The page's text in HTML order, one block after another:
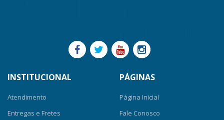
INSTITUCIONAL
Atendimento
Entregas e Fretes
PÁGINAS
Página Inicial
Fale Conosco